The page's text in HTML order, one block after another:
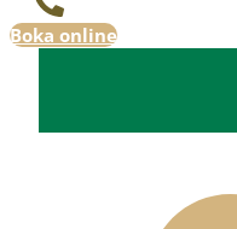
Boka online